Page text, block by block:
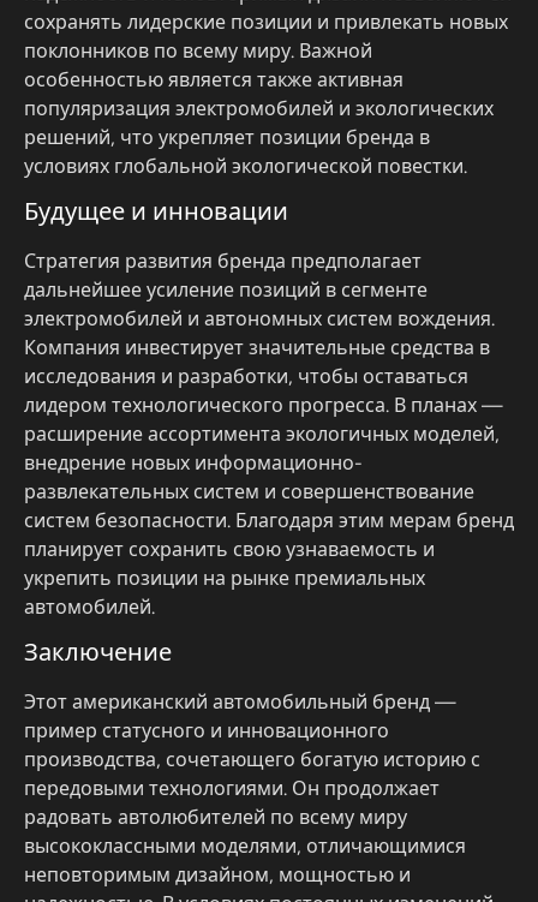
сохранять лидерские позиции и привлекать новых
поклонников по всему миру. Важной
особенностью является также активная
популяризация электромобилей и экологических
решений, что укрепляет позиции бренда в
условиях глобальной экологической повестки.
Будущее и инновации
Стратегия развития бренда предполагает
дальнейшее усиление позиций в сегменте
электромобилей и автономных систем вождения.
Компания инвестирует значительные средства в
исследования и разработки, чтобы оставаться
лидером технологического прогресса. В планах —
расширение ассортимента экологичных моделей,
внедрение новых информационно-
развлекательных систем и совершенствование
систем безопасности. Благодаря этим мерам бренд
планирует сохранить свою узнаваемость и
укрепить позиции на рынке премиальных
автомобилей.
Заключение
Этот американский автомобильный бренд —
пример статусного и инновационного
производства, сочетающего богатую историю с
передовыми технологиями. Он продолжает
радовать автолюбителей по всему миру
высококлассными моделями, отличающимися
неповторимым дизайном, мощностью и